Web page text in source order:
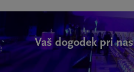
Vaš dogodek pri nas